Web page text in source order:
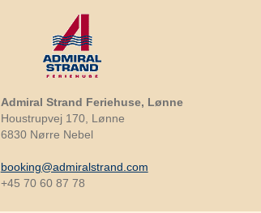
Admiral Strand Feriehuse, Lønne
Houstrupvej 170, Lønne
6830 Nørre Nebel
booking@admiralstrand.com
+45 70 60 87 78